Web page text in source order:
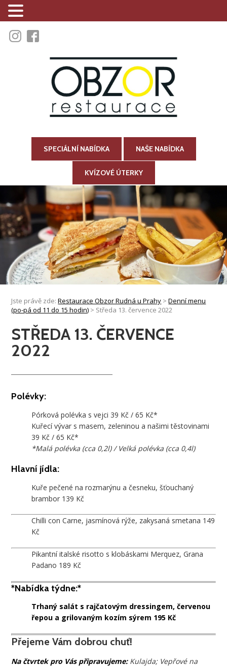
SPECIÁLNÍ NABÍDKA NAŠE NABÍDKA
KVÍZOVÉ ÚTERKY
Jste právě zde:Restaurace Obzor Rudná u Prahy >Denní menu
(po-pá od 11 do 15 hodin) > Středa 13. července 2022
STŘEDA 13. ČERVENCE
2022
Polévky:
Pórková polévka s vejci 39 Kč / 65 Kč*
Kuřecí vývar s masem, zeleninou a našimi těstovinami
39 Kč / 65 Kč*
*Malá polévka (cca 0,2l) / Velká polévka (cca 0,4l)
Hlavní jídla:
Kuře pečené na rozmarýnu a česneku, šťouchaný
brambor 139 Kč
Chilli con Carne, jasmínová rýže, zakysaná smetana 149
Kč
Pikantní italské risotto s klobáskami Merquez, Grana
Padano 189 Kč
*Nabídka týdne:*
Trhaný salát s rajčatovým dressingem, červenou
řepou a grilovaným kozím sýrem 195 Kč
Přejeme Vám dobrou chuť!
Na čtvrtek pro Vás připravujeme: Kulajda; Vepřové na